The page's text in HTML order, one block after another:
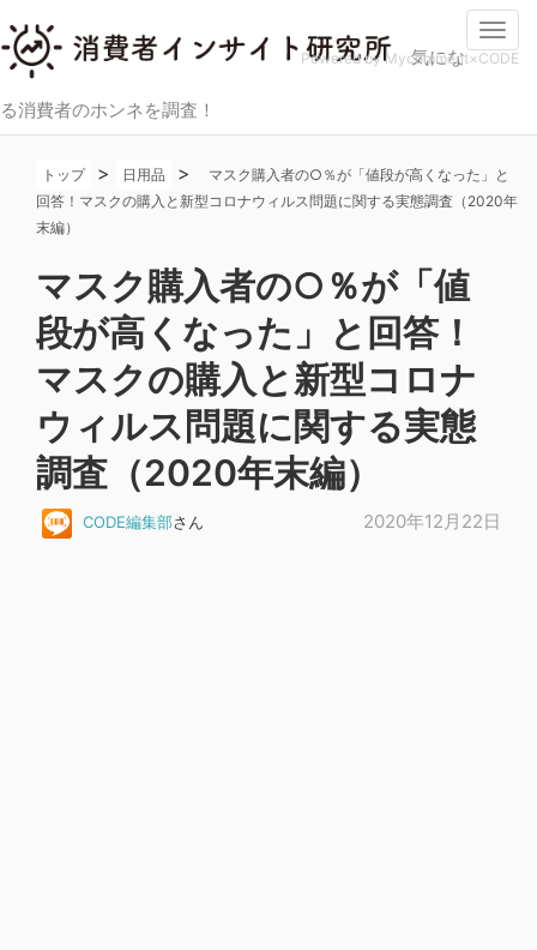
気にな
る消費者のホンネを調査！
Powered by Mycomment×CODE
トップ > 日用品 >
マスク購入者の○％が「値段が高くなった」と
回答！マスクの購入と新型コロナウィルス問題に関する実態調査（2020年
末編）
マスク購入者の○％が「値
段が高くなった」と回答！
マスクの購入と新型コロナ
ウィルス問題に関する実態
調査（2020年末編）
CODE編集部さん 2020年12月22日